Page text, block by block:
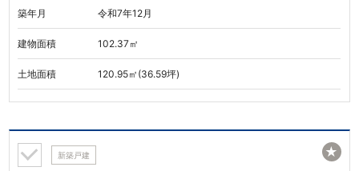
築年月 令和7年12月
建物面積 102.37㎡
土地面積 120.95㎡(36.59坪)
新築戸建 ★